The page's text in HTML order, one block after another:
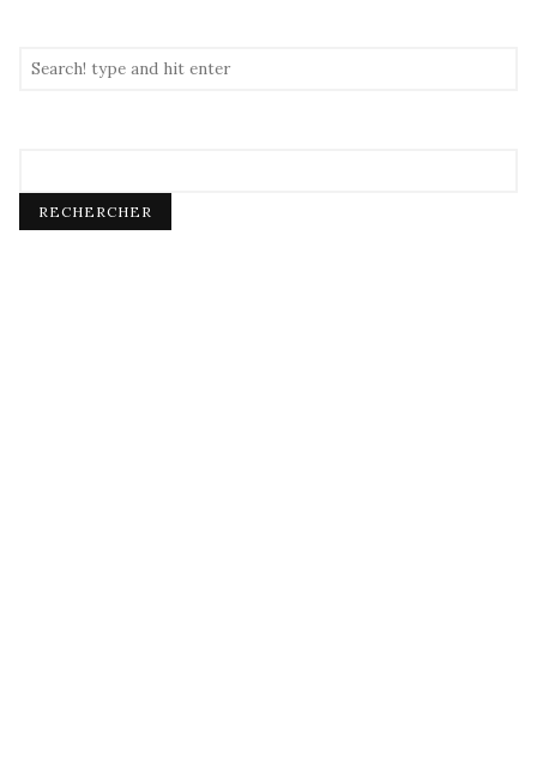
RECHERCHER